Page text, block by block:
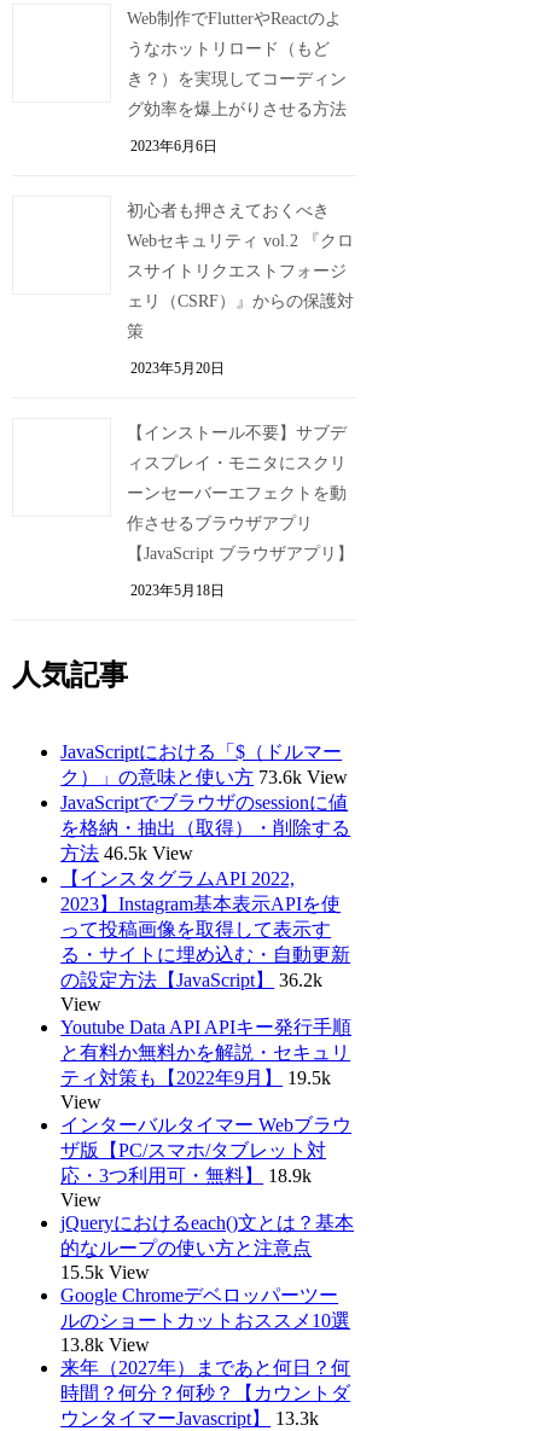
Web制作でFlutterやReactのよ
うなホットリロード（もど
き？）を実現してコーディン
グ効率を爆上がりさせる方法
2023年6月6日
初心者も押さえておくべき
Webセキュリティ vol.2 『クロ
スサイトリクエストフォージ
ェリ（CSRF）』からの保護対
策
2023年5月20日
【インストール不要】サブデ
ィスプレイ・モニタにスクリ
ーンセーバーエフェクトを動
作させるブラウザアプリ
【JavaScript ブラウザアプリ】
2023年5月18日
人気記事
JavaScriptにおける「$（ドルマー
ク）」の意味と使い方 73.6k View
JavaScriptでブラウザのsessionに値
を格納・抽出（取得）・削除する
方法 46.5k View
【インスタグラムAPI 2022,
2023】Instagram基本表示APIを使
って投稿画像を取得して表示す
る・サイトに埋め込む・自動更新
の設定方法【JavaScript】
36.2k
View
Youtube Data API APIキー発行手順
と有料か無料かを解説・セキュリ
ティ対策も【2022年9月】
19.5k
View
インターバルタイマー Webブラウ
ザ版【PC/スマホ/タブレット対
応・3つ利用可・無料】
18.9k
View
jQueryにおけるeach()文とは？基本
的なループの使い方と注意点
15.5k View
Google Chromeデベロッパーツー
ルのショートカットおススメ10選
13.8k View
来年（2027年）まであと何日？何
時間？何分？何秒？【カウントダ
ウンタイマーJavascript】
13.3k